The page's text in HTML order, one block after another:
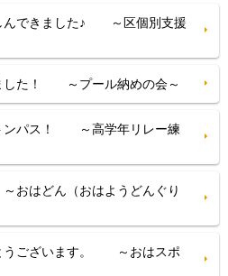
んできました♪ ～区個別支援
した！ ～プール納めの会～
ンパス！ ～高学年リレー練
はどん（おはようどんぐり
うございます。 ～おはスポ